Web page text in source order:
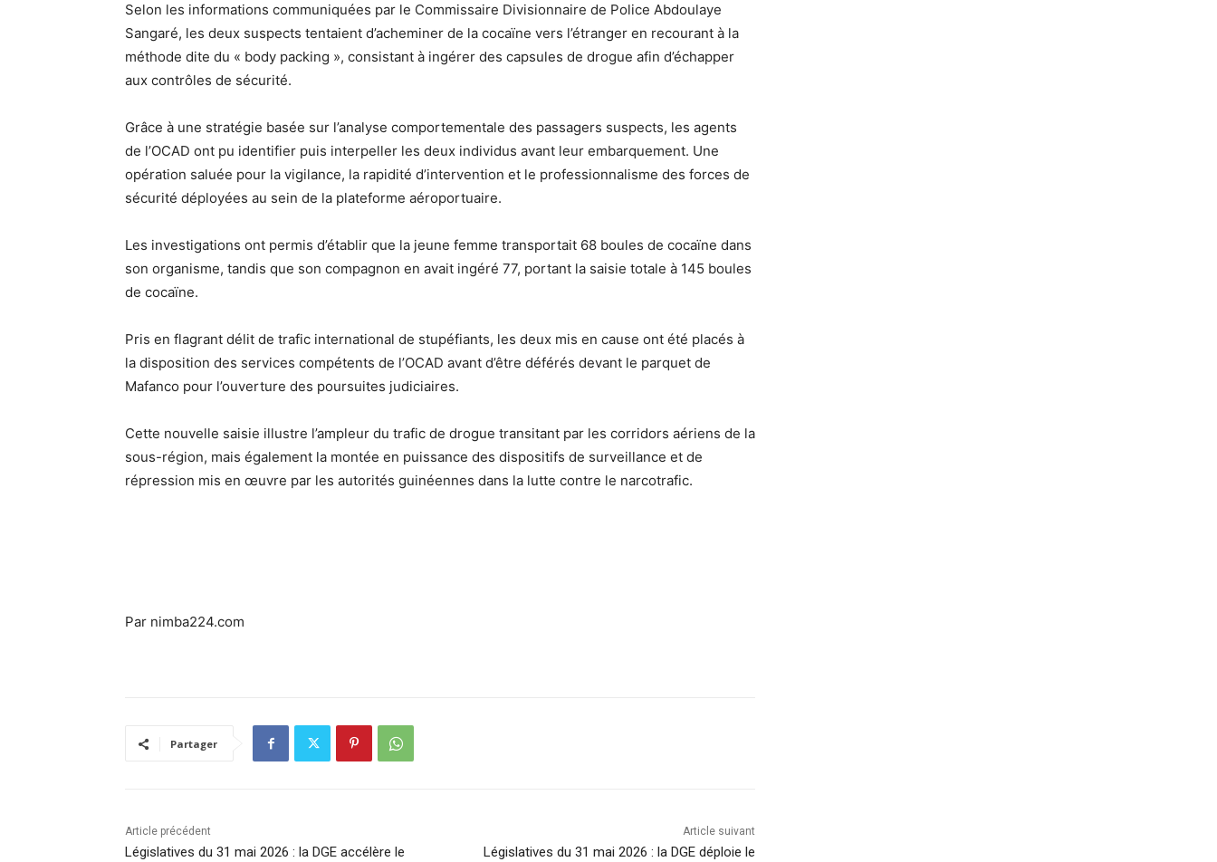
Selon les informations communiquées par le Commissaire Divisionnaire de Police Abdoulaye
Sangaré, les deux suspects tentaient d’acheminer de la cocaïne vers l’étranger en recourant à la
méthode dite du « body packing », consistant à ingérer des capsules de drogue afin d’échapper
aux contrôles de sécurité.
Grâce à une stratégie basée sur l’analyse comportementale des passagers suspects, les agents
de l’OCAD ont pu identifier puis interpeller les deux individus avant leur embarquement. Une
opération saluée pour la vigilance, la rapidité d’intervention et le professionnalisme des forces de
sécurité déployées au sein de la plateforme aéroportuaire.
Les investigations ont permis d’établir que la jeune femme transportait 68 boules de cocaïne dans
son organisme, tandis que son compagnon en avait ingéré 77, portant la saisie totale à 145 boules
de cocaïne.
Pris en flagrant délit de trafic international de stupéfiants, les deux mis en cause ont été placés à
la disposition des services compétents de l’OCAD avant d’être déférés devant le parquet de
Mafanco pour l’ouverture des poursuites judiciaires.
Cette nouvelle saisie illustre l’ampleur du trafic de drogue transitant par les corridors aériens de la
sous-région, mais également la montée en puissance des dispositifs de surveillance et de
répression mis en œuvre par les autorités guinéennes dans la lutte contre le narcotrafic.
Par nimba224.com
Partager
Article précédent
Législatives du 31 mai 2026 : la DGE accélère le
Article suivant
Législatives du 31 mai 2026 : la DGE déploie le